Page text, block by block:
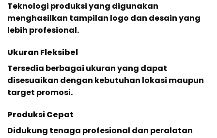
Teknologi produksi yang digunakan
menghasilkan tampilan logo dan desain yang
lebih profesional.
Ukuran Fleksibel
Tersedia berbagai ukuran yang dapat
disesuaikan dengan kebutuhan lokasi maupun
target promosi.
Produksi Cepat
Didukung tenaga profesional dan peralatan